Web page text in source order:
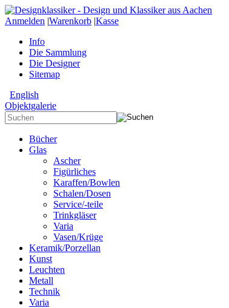
Anmelden |Warenkorb |Kasse
Info
Die Sammlung
Die Designer
Sitemap
English
Objektgalerie
Bücher
Glas
Ascher
Figürliches
Karaffen/Bowlen
Schalen/Dosen
Service/-teile
Trinkgläser
Varia
Vasen/Krüge
Keramik/Porzellan
Kunst
Leuchten
Metall
Technik
Varia